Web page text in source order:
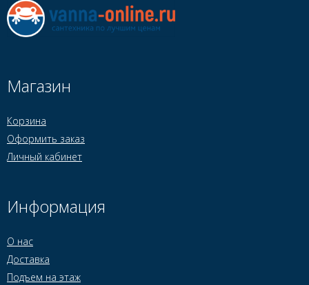
Магазин
Корзина
Оформить заказ
Личный кабинет
Информация
О нас
Доставка
Подъем на этаж